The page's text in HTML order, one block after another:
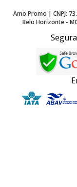
Amo Promo | CNPJ:
Belo Horizonte -